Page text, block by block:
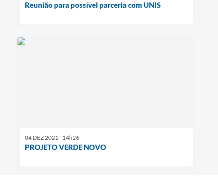
Reunião para possível parceria com UNIS
04 DEZ 2021 - 14h26
PROJETO VERDE NOVO